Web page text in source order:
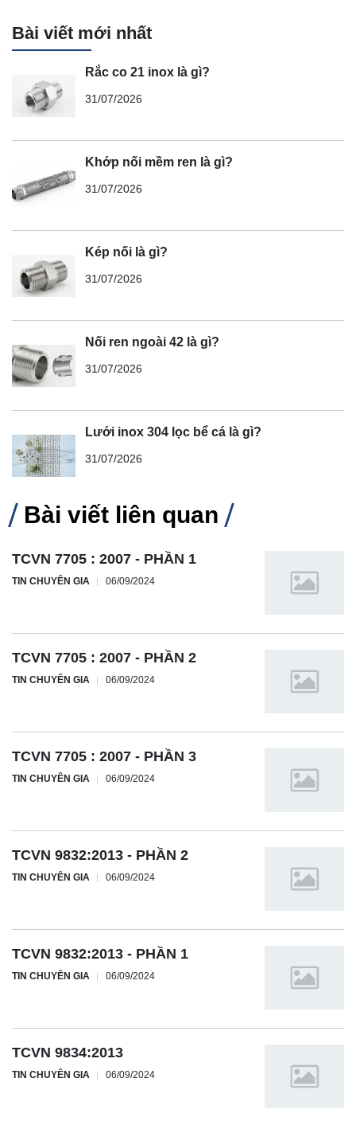
Bài viết mới nhất
Rắc co 21 inox là gì?
31/07/2026
Khớp nối mềm ren là gì?
31/07/2026
Kép nối là gì?
31/07/2026
Nối ren ngoài 42 là gì?
31/07/2026
Lưới inox 304 lọc bể cá là gì?
31/07/2026
Bài viết liên quan
TCVN 7705 : 2007 - PHẦN 1
TIN CHUYÊN GIA 06/09/2024
TCVN 7705 : 2007 - PHẦN 2
TIN CHUYÊN GIA 06/09/2024
TCVN 7705 : 2007 - PHẦN 3
TIN CHUYÊN GIA 06/09/2024
TCVN 9832:2013 - PHẦN 2
TIN CHUYÊN GIA 06/09/2024
TCVN 9832:2013 - PHẦN 1
TIN CHUYÊN GIA 06/09/2024
TCVN 9834:2013
TIN CHUYÊN GIA 06/09/2024